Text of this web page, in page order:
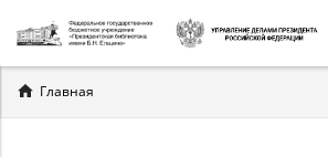
Вы
здесь
Главная